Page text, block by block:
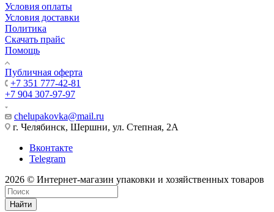
Условия оплаты
Условия доставки
Политика
Скачать прайс
Помощь
Публичная оферта
+7 351 777-42-81
+7 904 307-97-97
chelupakovka@mail.ru
г. Челябинск, Шершни, ул. Степная, 2А
Вконтакте
Telegram
2026 © Интернет-магазин упаковки и хозяйственных товаров
Найти